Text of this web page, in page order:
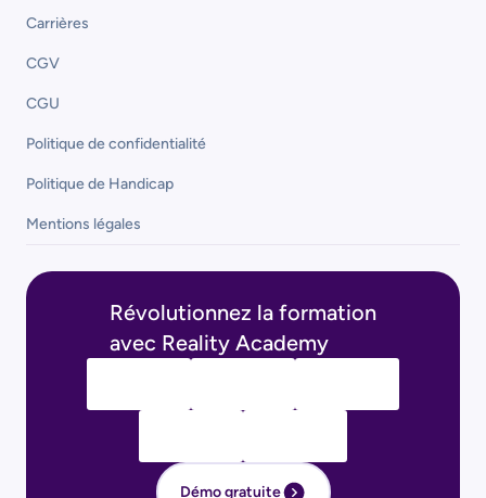
Carrières
CGV
CGU
Politique de confidentialité
Politique de Handicap
Mentions légales
Révolutionnez la formation
avec Reality Academy
Démo gratuite